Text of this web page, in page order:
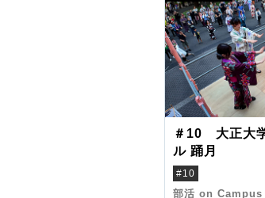
＃10 大正大
ル 踊月
#10
部活 on Campus